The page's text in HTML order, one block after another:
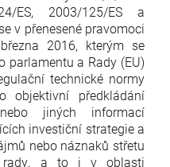
ES, 2003/125/ES a
v přenesené pravomoci
2016, kterým se
parlamentu a Rady (EU)
technické normy
objektivní předkládání
jiných informací
investiční strategie a
nebo náznaků střetu
rady, a to i v oblasti